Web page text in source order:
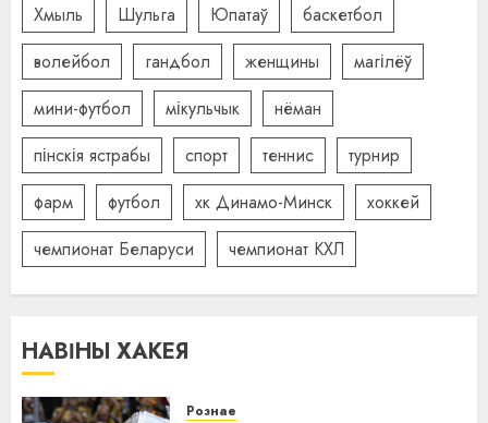
Хмыль
Шульга Юпатаў
баскетбол
волейбол
гандбол женщины
магілёў
мини-футбол
мікульчык
нёман
пінскія ястрабы
спорт теннис
турнир
фарм
футбол хк Динамо-Минск
хоккей
чемпионат Беларуси
чемпионат КХЛ
НАВІНЫ ХАКЕЯ
Рознае